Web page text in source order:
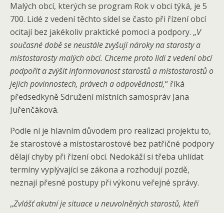
Malých obcí, kterých se program Rok v obci týká, je 5
700. Lidé z vedení těchto sídel se často při řízení obcí
ocitají bez jakékoliv praktické pomoci a podpory. „V
současné době se neustále zvyšují nároky na starosty a
místostarosty malých obcí. Chceme proto lidi z vedení obcí
podpořit a zvýšit informovanost starostů a místostarostů o
jejich povinnostech, právech a odpovědnosti,“ říká
předsedkyně Sdružení místních samospráv Jana
Juřenčáková.
Podle ní je hlavním důvodem pro realizaci projektu to,
že starostové a místostarostové bez patřičné podpory
dělají chyby při řízení obcí. Nedokáží si třeba uhlídat
termíny vyplývající se zákona a rozhodují pozdě,
neznají přesné postupy při výkonu veřejné správy.
„Zvlášť akutní je situace u neuvolněných starostů, kteří